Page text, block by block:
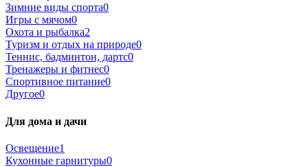
Зимние виды спорта0
Игры с мячом0
Охота и рыбалка2
Туризм и отдых на природе0
Теннис, бадминтон, дартс0
Тренажеры и фитнес0
Спортивное питание0
Другое0
Для дома и дачи
Освещение1
Кухонные гарнитуры0